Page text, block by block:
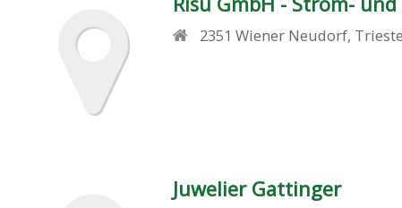
2351 Wiener Neudorf,
Juwelier Gattinger